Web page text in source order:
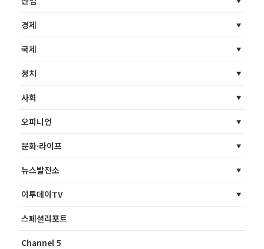
경제
국제
정치
사회
오피니언
문화·라이프
뉴스발전소
이투데이TV
스페셜리포트
Channel 5